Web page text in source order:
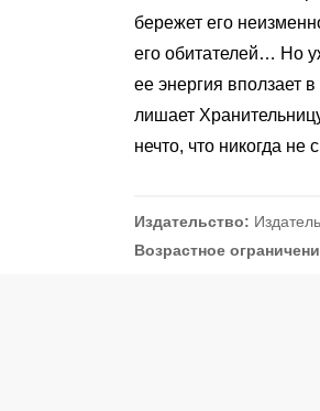
бережет его
его обитателей… Но
ее энергия вползает
лишает
нечто, что никогда
Издательство:
Возрастное